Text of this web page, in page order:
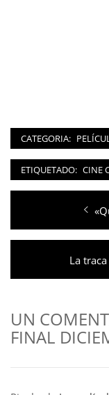
CATEGORIA:
ETIQUETADO: CINE
Navegación
de
entradasEntrada
La
UN
FINAL